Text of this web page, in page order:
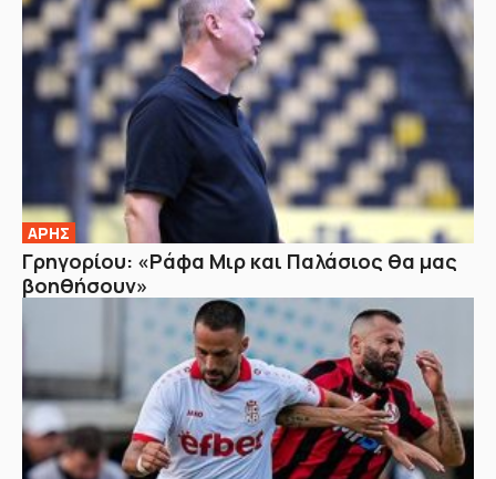
ΑΡΗΣ
Γρηγορίου: «Ράφα Μιρ και Παλάσιος θα μας
βοηθήσουν»